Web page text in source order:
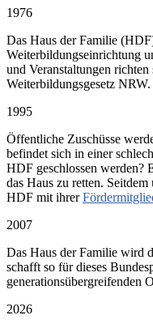
1976
Das Haus der Familie
Weiterbildungseinrichtung
und Veranstaltungen
Weiterbildungsgesetz NRW.
1995
Öffentliche Zuschüsse
befindet sich in einer
HDF geschlossen werden?
das Haus zu retten.
HDF mit ihrer
2007
Das Haus der Familie wird
schafft so für dieses
generationsübergreifenden
2026